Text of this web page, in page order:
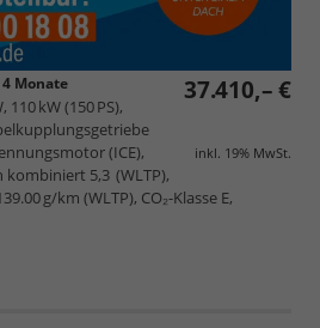
37.410,– €
inkl. 19% MwSt.
4 Monate
110 kW (150 PS),
(ICE),
5,3 (WLTP),
g/km (WLTP), CO₂-Klasse E,